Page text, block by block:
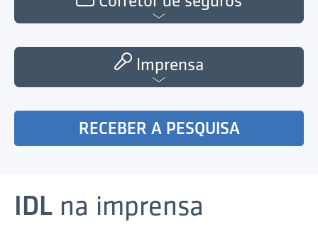
Imprensa
RECEBER A PESQUISA
IDL na imprensa